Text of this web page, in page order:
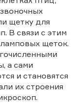
щетку для
В связи с этим
щеток.
а сами
и становятся
их строения